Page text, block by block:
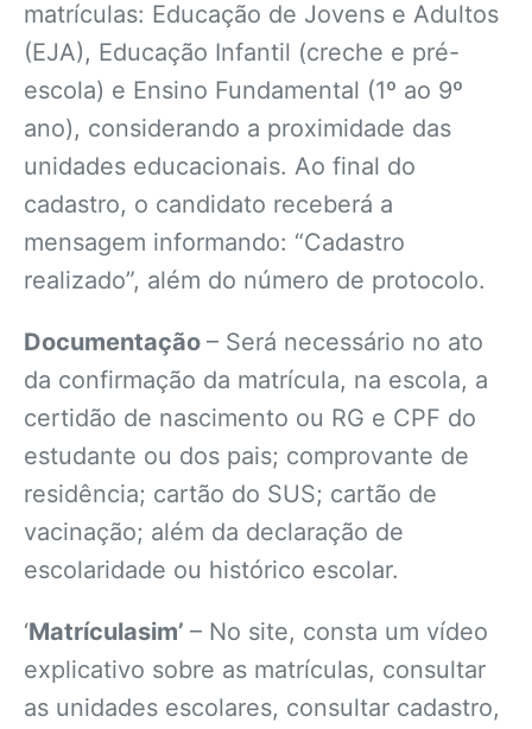
matrículas: Educação de Jovens e Adultos
(EJA), Educação Infantil (creche e pré-
escola) e Ensino Fundamental (1º ao 9º
ano), considerando a proximidade das
unidades educacionais. Ao final do
cadastro, o candidato receberá a
mensagem informando: “Cadastro
realizado”, além do número de protocolo.
Documentação – Será necessário no ato
da confirmação da matrícula, na escola, a
certidão de nascimento ou RG e CPF do
estudante ou dos pais; comprovante de
residência; cartão do SUS; cartão de
vacinação; além da declaração de
escolaridade ou histórico escolar.
‘Matrículasim’ – No site, consta um vídeo
explicativo sobre as matrículas, consultar
as unidades escolares, consultar cadastro,